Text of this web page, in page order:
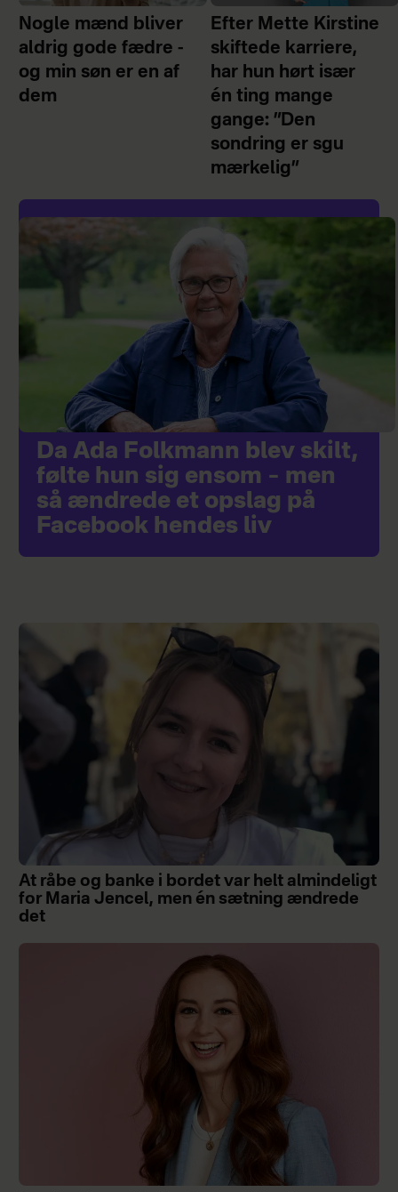
Nogle mænd bliver
aldrig gode fædre -
og min søn er en af
dem
Efter Mette Kirstine
skiftede karriere,
har hun hørt især
én ting mange
gange: ”Den
sondring er sgu
mærkelig”
Da Ada Folkmann blev skilt,
følte hun sig ensom – men
så ændrede et opslag på
Facebook hendes liv
At råbe og banke i bordet var helt almindeligt
for Maria Jencel, men én sætning ændrede
det